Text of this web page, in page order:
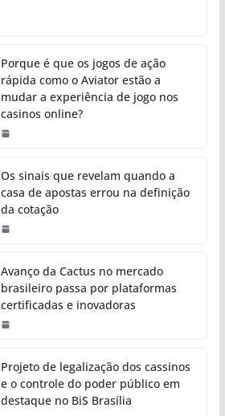
Porque é que os jogos de ação
rápida como o Aviator estão a
mudar a experiência de jogo nos
casinos online?
Os sinais que revelam quando a
casa de apostas errou na definição
da cotação
Avanço da Cactus no mercado
brasileiro passa por plataformas
certificadas e inovadoras
Projeto de legalização dos cassinos
e o controle do poder público em
destaque no BiS Brasília